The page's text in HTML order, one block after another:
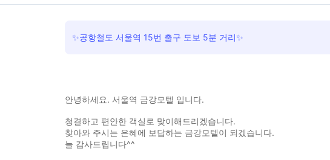
✨공항철도 서울역 15번 출구 도보 5분 거리✨
안녕하세요. 서울역 금강모텔 입니다.
청결하고 편안한 객실로 맞이해드리겠습니다.
찾아와 주시는 은혜에 보답하는 금강모텔이 되겠습니다.
늘 감사드립니다^^